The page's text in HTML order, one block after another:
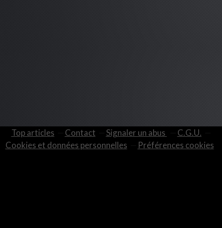
Top articles Contact Signaler un abus
C.G.U.
Cookies et données personnelles
Préférences cookies